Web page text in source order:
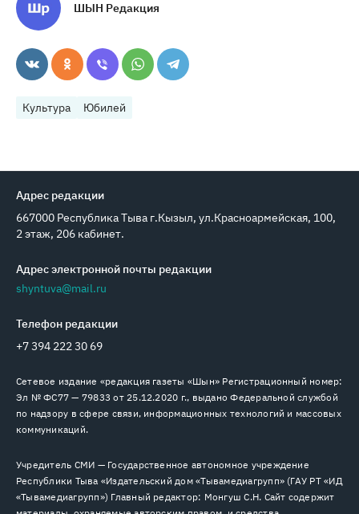
ШЫН Редакция
Культура Юбилей
Адрес редакции
667000 Республика Тыва г.Кызыл, ул.Красноармейская, 100,
2 этаж, 206 кабинет.
Адрес электронной почты редакции
shyntuva@mail.ru
Телефон редакции
+7 394 222 30 69
Сетевое издание «редакция газеты «Шын» Регистрационный номер:
Эл № ФС77 — 79833 от 25.12.2020 г., выдано Федеральной службой
по надзору в сфере связи, информационных технологий и массовых
коммуникаций.
Учредитель СМИ — Государственное автономное учреждение
Республики Тыва «Издательский дом «Тывамедиагрупп» (ГАУ РТ «ИД
«Тывамедиагрупп») Главный редактор: Монгуш С.Н. Сайт содержит